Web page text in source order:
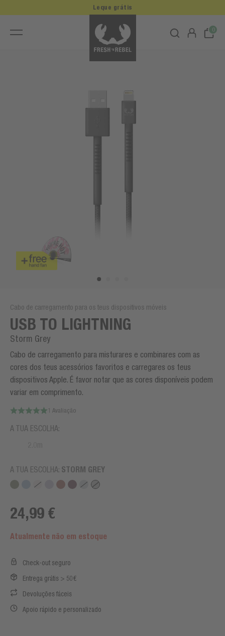
0
Leque grátis
Cabo de carregamento para os teus dispositivos móveis
USB TO LIGHTNING
Storm Grey
Cabo de carregamento para misturares e combinares com as
cores dos teus acessórios favoritos e carregares os teus
dispositivos Apple. É favor notar que as cores disponíveis podem
variar em comprimento.
1 Avaliação
A TUA ESCOLHA:
A TUA ESCOLHA: STORM GREY
24,99 €
Atualmente não em estoque
Check-out seguro
Entrega grátis > 50€
Devoluções fáceis
Apoio rápido e personalizado